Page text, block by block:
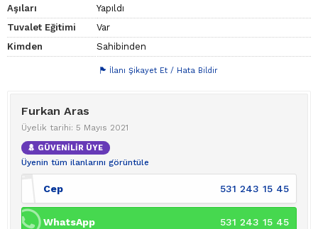
Aşıları
Yapıldı
Tuvalet Eğitimi
Var
Kimden
Sahibinden
İlanı Şikayet Et / Hata Bildir
Furkan Aras
Üyelik tarihi: 5 Mayıs 2021
GÜVENİLİR ÜYE
Üyenin tüm ilanlarını görüntüle
Cep 531 243 15 45
WhatsApp 531 243 15 45